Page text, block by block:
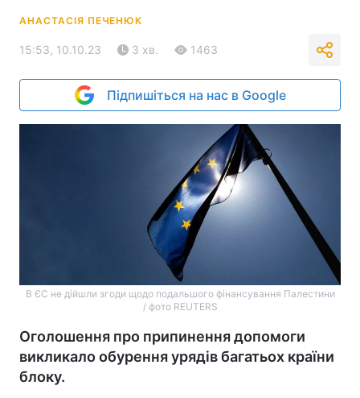
АНАСТАСІЯ ПЕЧЕНЮК
15:53, 10.10.23 3 хв. 1463
Підпишіться на нас в Google
В ЄС не дійшли згоди щодо подальшого фінансування Палестини
/ фото REUTERS
Оголошення про припинення допомоги
викликало обурення урядів багатьох країни
блоку.